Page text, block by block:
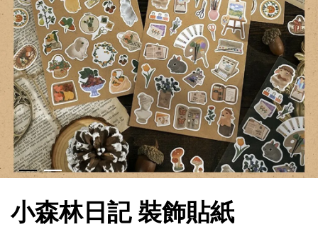
小森林日記 裝飾貼紙